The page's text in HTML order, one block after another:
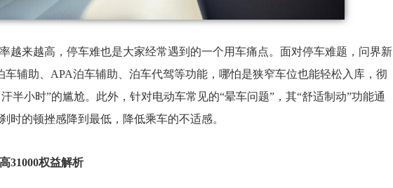
越来越高，停车难也是大家经常遇到的一个用车痛点。面对停车难题，问界新
车辅助、APA泊车辅助、泊车代驾等功能，哪怕是狭窄车位也能轻松入库，彻
半小时”的尴尬。此外，针对电动车常见的“晕车问题”，其“舒适制动”功能通
时的顿挫感降到最低，降低乘车的不适感。
31000权益解析